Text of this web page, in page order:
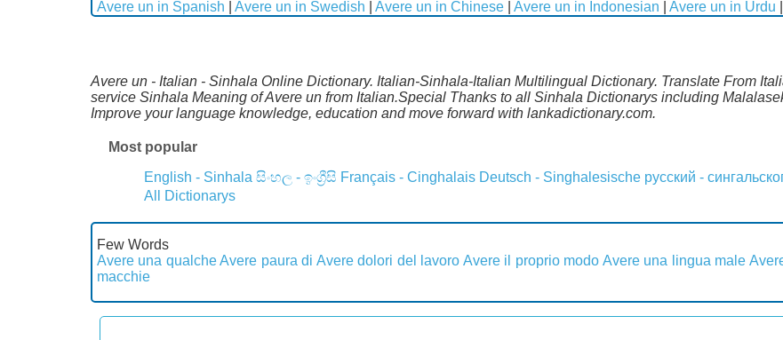
Avere un in Spanish
Avere un in Swedish Avere un in Chinese Avere un in Indonesian Avere un in Urdu
Avere un - Italian - Sinhala Online Dictionary. Italian-Sinhala-Italian Multilingual Dictionary. Translate From
service Sinhala Meaning of Avere un from Italian.Special Thanks to all Sinhala Dictionarys including
Improve your language knowledge, education and move forward with lankadictionary.com.
Most popular
English - Sinhala සිංහල - ඉංග්‍රීසි Français - Cinghalais Deutsch - Singhalesische русский -
All Dictionarys
Few Words
Avere una qualche Avere paura di Avere dolori del lavoro Avere il proprio modo Avere una lingua male
macchie